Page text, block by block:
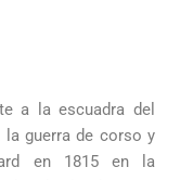
a la escuadra del
la guerra de corso y
en 1815 en la